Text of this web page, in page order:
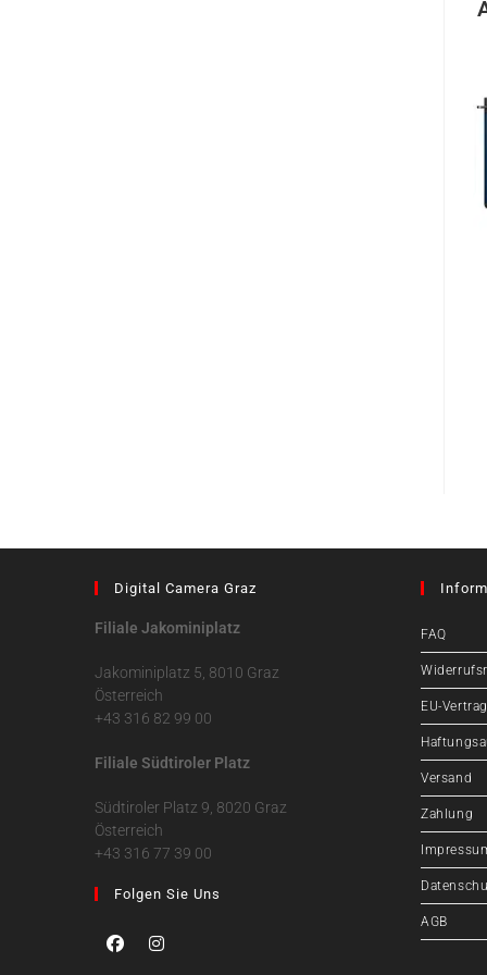
Digital Camera Graz
Filiale Jakominiplatz
Jakominiplatz 5, 8010 Graz
Österreich
+43 316 82 99 00
Filiale Südtiroler Platz
Südtiroler Platz 9, 8020 Graz
Österreich
+43 316 77 39 00
Folgen Sie Uns
FAQ
EU-
Versand
Zahlung
AGB